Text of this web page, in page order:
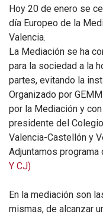
Hoy 20 de enero se
día Europeo de la
Valencia.
La Mediación se ha
para la sociedad a la
partes, evitando la
Organizado por
por la Mediación y
presidente del
Valencia-Castellón y
Adjuntamos programa
Y CJ)
En la mediación son
mismas, de alcanzar